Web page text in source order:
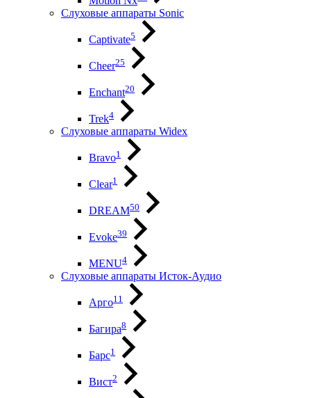
Слуховые аппараты Sonic
Captivate5
Cheer25
Enchant20
Trek4
Слуховые аппараты Widex
Bravo1
Clear1
DREAM50
Evoke39
MENU4
Слуховые аппараты Исток-Аудио
Арго11
Багира8
Барс1
Вист2